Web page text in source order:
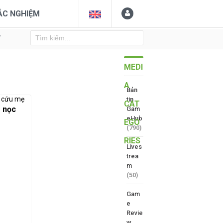
NGHIỆM
nọc
MEDI
A
CAT
EGO
RIES
Bản
tin
Gam
eHub
(790)
Lives
trea
m
(50)
Gam
e
Revie